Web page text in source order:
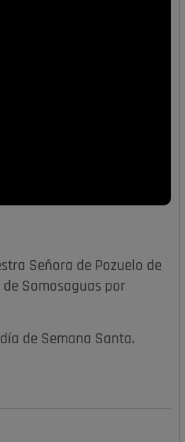
Señora de Pozuelo de
Somosaguas por
de Semana Santa.